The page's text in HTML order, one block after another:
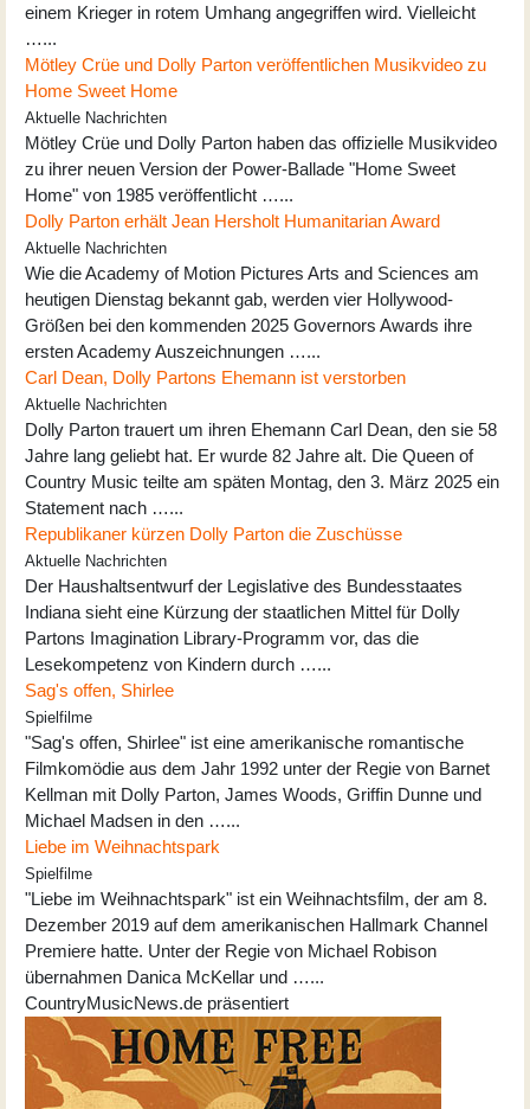
einem Krieger in rotem Umhang angegriffen wird. Vielleicht
…...
Mötley Crüe und Dolly Parton veröffentlichen Musikvideo zu
Home Sweet Home
Aktuelle Nachrichten
Mötley Crüe und Dolly Parton haben das offizielle Musikvideo
zu ihrer neuen Version der Power-Ballade "Home Sweet
Home" von 1985 veröffentlicht …...
Dolly Parton erhält Jean Hersholt Humanitarian Award
Aktuelle Nachrichten
Wie die Academy of Motion Pictures Arts and Sciences am
heutigen Dienstag bekannt gab, werden vier Hollywood-
Größen bei den kommenden 2025 Governors Awards ihre
ersten Academy Auszeichnungen …...
Carl Dean, Dolly Partons Ehemann ist verstorben
Aktuelle Nachrichten
Dolly Parton trauert um ihren Ehemann Carl Dean, den sie 58
Jahre lang geliebt hat. Er wurde 82 Jahre alt. Die Queen of
Country Music teilte am späten Montag, den 3. März 2025 ein
Statement nach …...
Republikaner kürzen Dolly Parton die Zuschüsse
Aktuelle Nachrichten
Der Haushaltsentwurf der Legislative des Bundesstaates
Indiana sieht eine Kürzung der staatlichen Mittel für Dolly
Partons Imagination Library-Programm vor, das die
Lesekompetenz von Kindern durch …...
Sag's offen, Shirlee
Spielfilme
"Sag's offen, Shirlee" ist eine amerikanische romantische
Filmkomödie aus dem Jahr 1992 unter der Regie von Barnet
Kellman mit Dolly Parton, James Woods, Griffin Dunne und
Michael Madsen in den …...
Liebe im Weihnachtspark
Spielfilme
"Liebe im Weihnachtspark" ist ein Weihnachtsfilm, der am 8.
Dezember 2019 auf dem amerikanischen Hallmark Channel
Premiere hatte. Unter der Regie von Michael Robison
übernahmen Danica McKellar und …...
CountryMusicNews.de präsentiert